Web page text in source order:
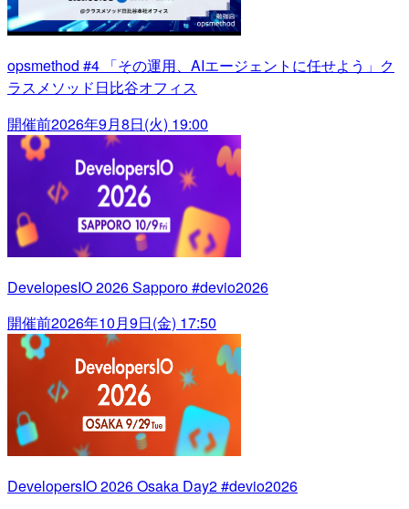
opsmethod #4 「その運用、AIエージェントに任せよう」ク
ラスメソッド日比谷オフィス
開催前2026年9月8日(火) 19:00
DevelopesIO 2026 Sapporo #devio2026
開催前2026年10月9日(金) 17:50
DevelopersIO 2026 Osaka Day2 #devio2026